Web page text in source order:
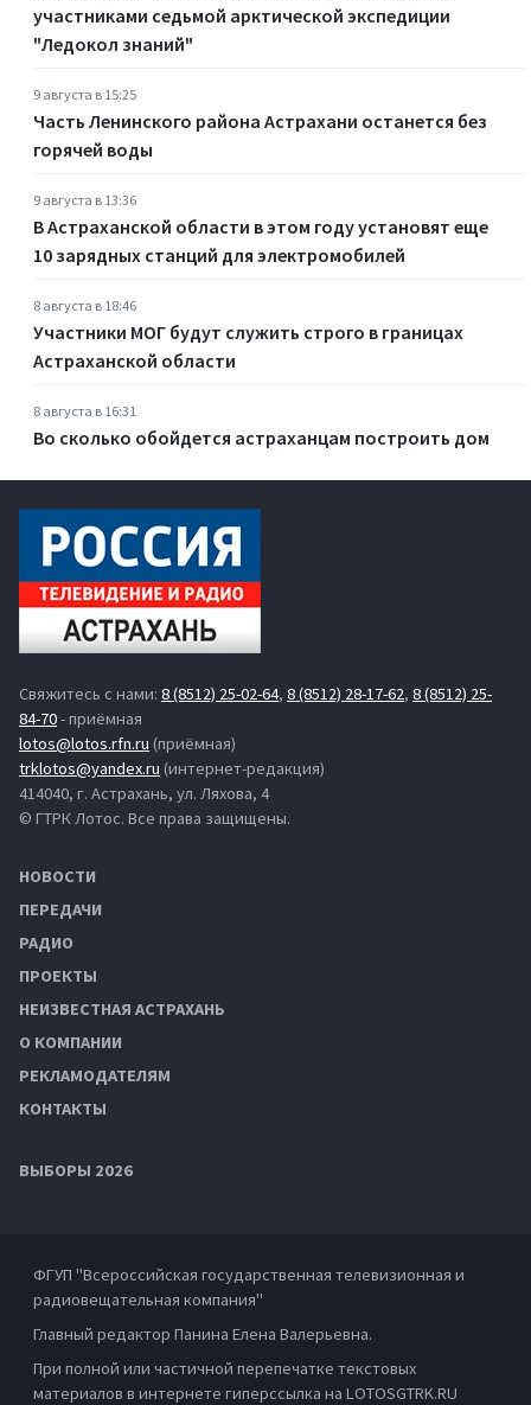
участниками седьмой арктической экспедиции
"Ледокол знаний"
9 августа в 15:25
Часть Ленинского района Астрахани останется без
горячей воды
9 августа в 13:36
В Астраханской области в этом году установят еще
10 зарядных станций для электромобилей
8 августа в 18:46
Участники МОГ будут служить строго в границах
Астраханской области
8 августа в 16:31
Во сколько обойдется астраханцам построить дом
Свяжитесь с нами: 8 (8512) 25-02-64, 8 (8512) 28-17-62, 8 (8512) 25-
84-70- приёмная
lotos@lotos.rfn.ru (приёмная)
trklotos@yandex.ru (интернет-редакция)
414040, г. Астрахань, ул. Ляхова, 4
© ГТРК Лотос. Все права защищены.
НОВОСТИ
ПЕРЕДАЧИ
РАДИО
ПРОЕКТЫ
НЕИЗВЕСТНАЯ АСТРАХАНЬ
О КОМПАНИИ
РЕКЛАМОДАТЕЛЯМ
КОНТАКТЫ
ВЫБОРЫ 2026
ФГУП "Всероссийская государственная телевизионная и
радиовещательная компания"
Главный редактор Панина Елена Валерьевна.
При полной или частичной перепечатке текстовых
материалов в интернете гиперссылка на LOTOSGTRK.RU